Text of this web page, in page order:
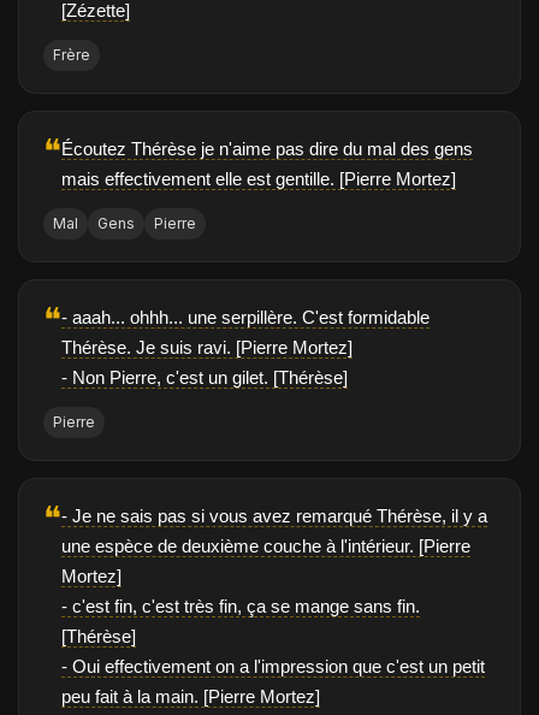
[Zézette]
Frère
❝Écoutez Thérèse je n'aime pas dire du mal des gens
mais effectivement elle est gentille. [Pierre Mortez]
Mal Gens Pierre
❝- aaah... ohhh... une serpillère. C'est formidable
Thérèse. Je suis ravi. [Pierre Mortez]
- Non Pierre, c'est un gilet. [Thérèse]
Pierre
❝- Je ne sais pas si vous avez remarqué Thérèse, il y a
une espèce de deuxième couche à l'intérieur. [Pierre
Mortez]
- c'est fin, c'est très fin, ça se mange sans fin.
[Thérèse]
- Oui effectivement on a l'impression que c'est un petit
peu fait à la main. [Pierre Mortez]